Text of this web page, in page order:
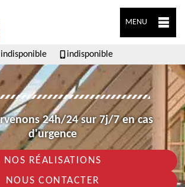
MENU
indisponible indisponible
24h/24 sur 7j/7 en cas
d'urgence
NOS RÉALISATIONS
NOUS CONTACTER